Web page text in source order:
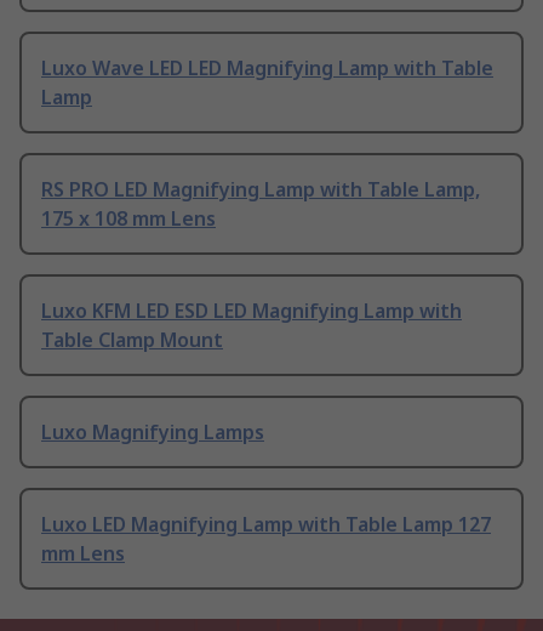
Luxo Wave LED LED Magnifying Lamp with Table
Lamp
RS PRO LED Magnifying Lamp with Table Lamp,
175 x 108 mm Lens
Luxo KFM LED ESD LED Magnifying Lamp with
Table Clamp Mount
Luxo Magnifying Lamps
Luxo LED Magnifying Lamp with Table Lamp 127
mm Lens